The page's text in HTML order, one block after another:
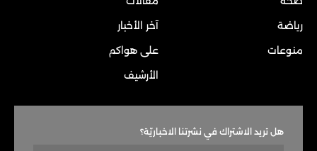
رياضة
منوعات
آخر الأخبار
على هواكم
الأرشيف
هل تريد الاشتراك في نشرتنا الاخباريّة؟